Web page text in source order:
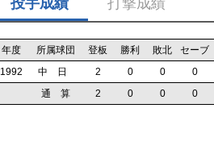
投手成績 打撃成績
年度 所属球団 登板 勝利 敗北
セーブ
1992
中 日 2 0 0
0
通 算
2 0 0 0